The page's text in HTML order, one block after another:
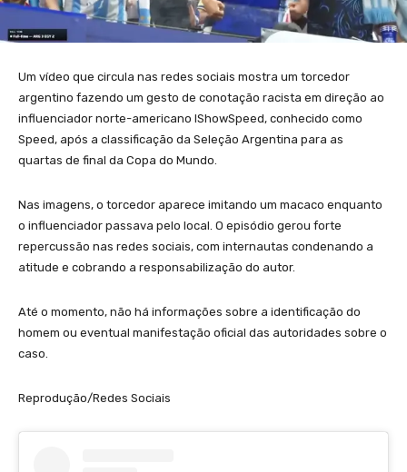
Um vídeo que circula nas redes sociais mostra um torcedor
argentino fazendo um gesto de conotação racista em direção ao
influenciador norte-americano IShowSpeed, conhecido como
Speed, após a classificação da Seleção Argentina para as
quartas de final da Copa do Mundo.
Nas imagens, o torcedor aparece imitando um macaco enquanto
o influenciador passava pelo local. O episódio gerou forte
repercussão nas redes sociais, com internautas condenando a
atitude e cobrando a responsabilização do autor.
Até o momento, não há informações sobre a identificação do
homem ou eventual manifestação oficial das autoridades sobre o
caso.
Reprodução/Redes Sociais